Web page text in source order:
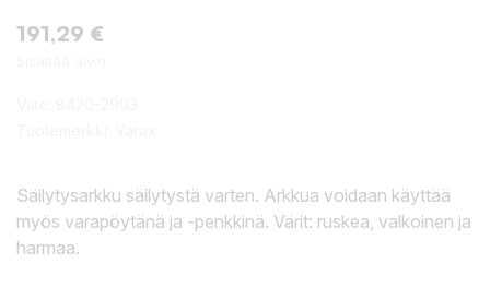
191,29 €
Säilytysarkku säilytystä varten. Arkkua voidaan käyttää
myös varapöytänä ja -penkkinä. Värit: ruskea, valkoinen ja
harmaa.